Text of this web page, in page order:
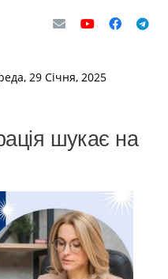
29 Січня, 2025
шукає на